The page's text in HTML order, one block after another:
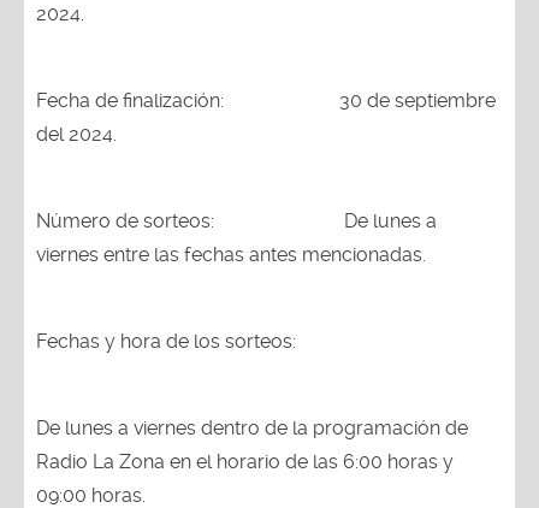
2024.
Fecha de finalización: 30 de septiembre
del 2024.
Número de sorteos: De lunes a
viernes entre las fechas antes mencionadas.
Fechas y hora de los sorteos:
De lunes a viernes dentro de la programación de
Radio La Zona en el horario de las 6:00 horas y
09:00 horas.